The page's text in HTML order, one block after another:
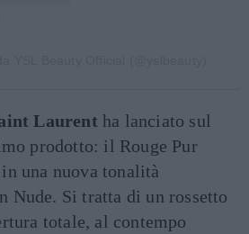
Laurent ha lanciato sul
prodotto: il Rouge Pur
una nuova tonalità
Nude. Si tratta di un rossetto
totale, al contempo